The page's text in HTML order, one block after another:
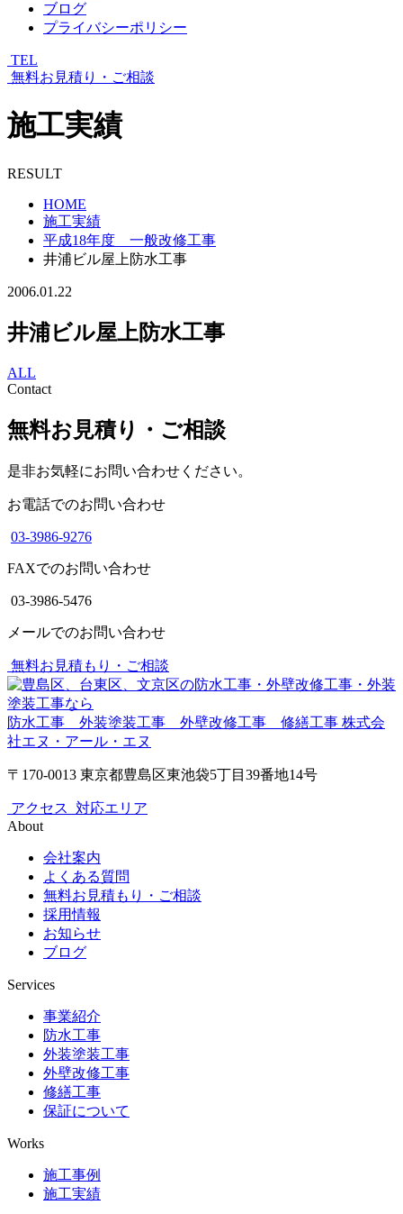
ブログ
プライバシーポリシー
TEL
無料お見積り・ご相談
施工実績
RESULT
HOME
施工実績
平成18年度 一般改修工事
井浦ビル屋上防水工事
2006.01.22
井浦ビル屋上防水工事
ALL
Contact
無料お見積り・ご相談
是非お気軽にお問い合わせください。
お電話でのお問い合わせ
03-3986-9276
FAXでのお問い合わせ
03-3986-5476
メールでのお問い合わせ
無料お見積もり・ご相談
防水工事 外装塗装工事 外壁改修工事 修繕工事 株式会
社エヌ・アール・エヌ
〒170-0013 東京都豊島区東池袋5丁目39番地14号
アクセス 対応エリア
About
会社案内
よくある質問
無料お見積もり・ご相談
採用情報
お知らせ
ブログ
Services
事業紹介
防水工事
外装塗装工事
外壁改修工事
修繕工事
保証について
Works
施工事例
施工実績